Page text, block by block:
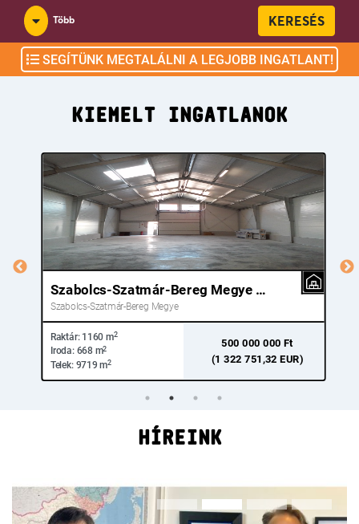
Több KERESÉS
SEGÍTÜNK MEGTALÁLNI A LEGJOBB INGATLANT!
KIEMELT INGATLANOK
Pest Megye Nagytarcsa
Pest Megye
Raktár:1883 m2
Iroda:0 m2
Telek:4296 m2
790 000 000 Ft
(2 089 947,09 EUR)
HÍREINK